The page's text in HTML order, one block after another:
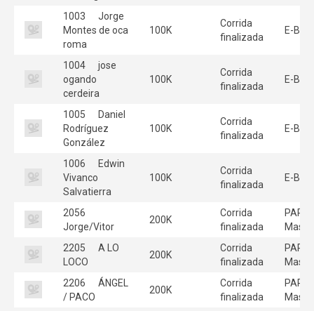
1003
Jorge
Montes de oca
roma
100K
Corrida
finalizada
E-Bike
1004
jose
ogando
cerdeira
100K
Corrida
finalizada
E-Bike
1005
Daniel
Rodríguez
González
100K
Corrida
finalizada
E-Bike
1006
Edwin
Vivanco
Salvatierra
100K
Corrida
finalizada
E-Bike
2056
Jorge/Vitor
200K
Corrida
finalizada
2205
A LO
LOCO
200K
Corrida
finalizada
2206
ÁNGEL
/ PACO
200K
Corrida
finalizada